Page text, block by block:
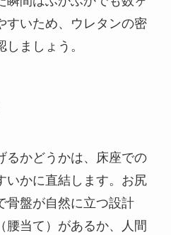
すいため、ウレタンの密
ましょう。
るかどうかは、床座での
いかに直結します。お尻
骨盤が自然に立つ設計
腰当て）があるか、人間